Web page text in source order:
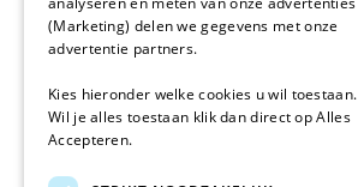
(Marketing) delen we gegevens met onze
advertentie partners.
Kies hieronder welke cookies u wil toestaan.
Wil je alles toestaan klik dan direct op Alles
Accepteren.